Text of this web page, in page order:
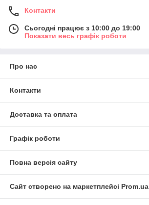
Контакти
Сьогодні працює з 10:00 до 19:00
Показати весь графік роботи
Про нас
Контакти
Доставка та оплата
Графік роботи
Повна версія сайту
Сайт створено на маркетплейсі Prom.ua